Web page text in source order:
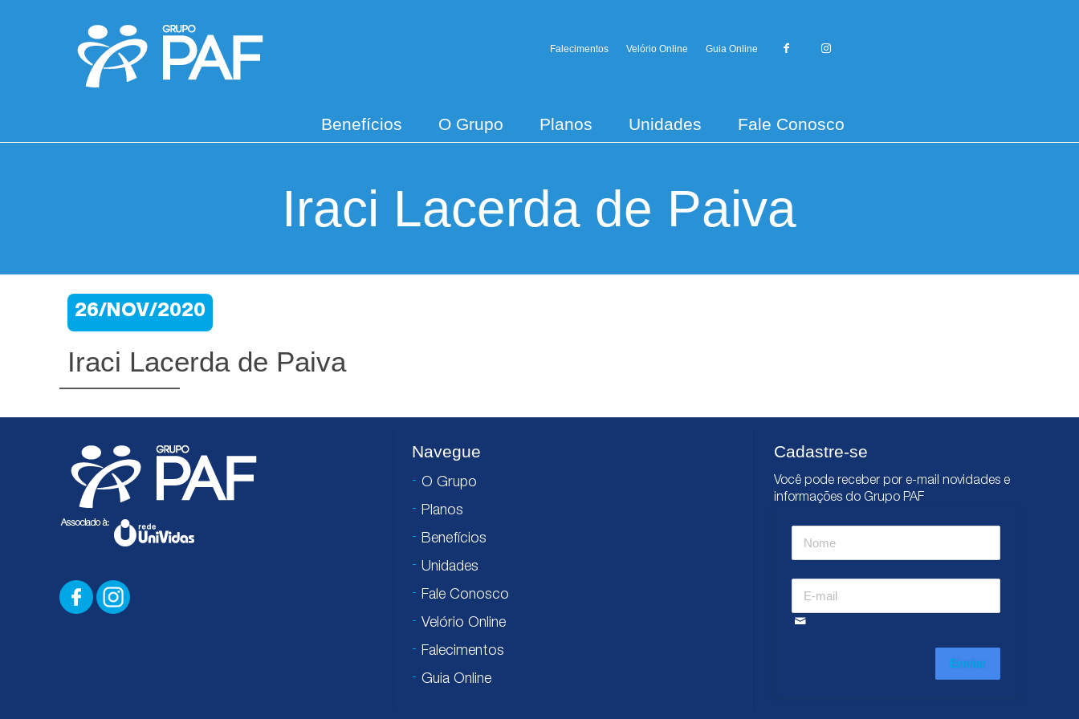
Falecimentos Velório Online Guia Online
Benefícios O Grupo Planos Unidades Fale Conosco
Iraci Lacerda de Paiva
26/NOV/2020
Iraci Lacerda de Paiva
Navegue
O Grupo
Planos
Benefícios
Unidades
Fale Conosco
Velório Online
Falecimentos
Guia Online
Cadastre-se
Você pode receber por e-mail novidades e
informações do Grupo PAF
Enviar